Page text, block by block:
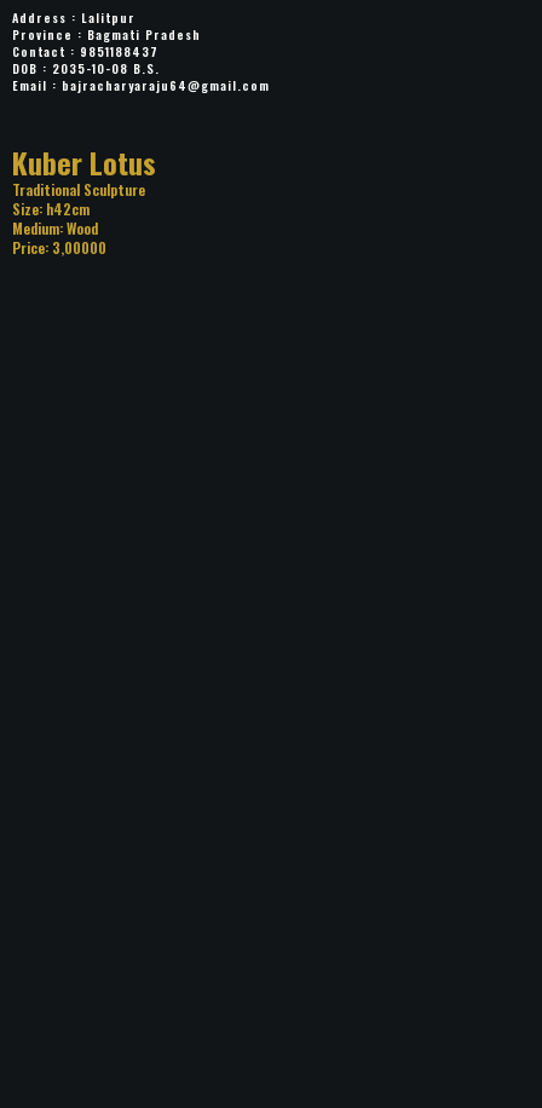
Address : Lalitpur
Province : Bagmati Pradesh
Contact : 9851188437
DOB : 2035-10-08 B.S.
Email : bajracharyaraju64@gmail.com
Title: Kuber Lotus
Category: Traditional Sculpture
Size: h42cm
Medium: Wood
Price: 3,00000